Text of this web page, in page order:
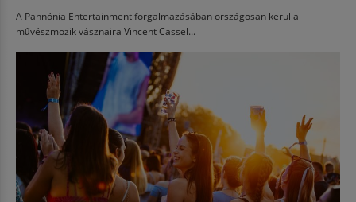
A Pannónia Entertainment forgalmazásában országosan kerül a
művészmozik vásznaira Vincent Cassel...